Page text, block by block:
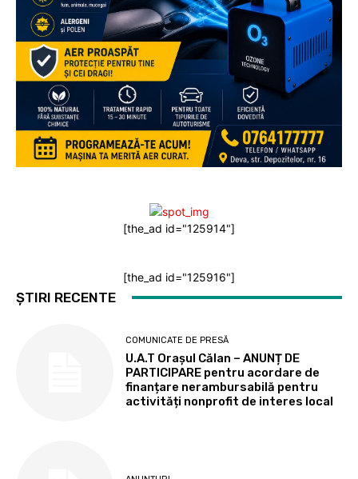
[the_ad id="125914"]
[the_ad id="125916"]
ȘTIRI RECENTE
COMUNICATE DE PRESĂ
U.A.T Orașul Călan – ANUNȚ DE
PARTICIPARE pentru acordare de
finanțare nerambursabilă pentru
activități nonprofit de interes local